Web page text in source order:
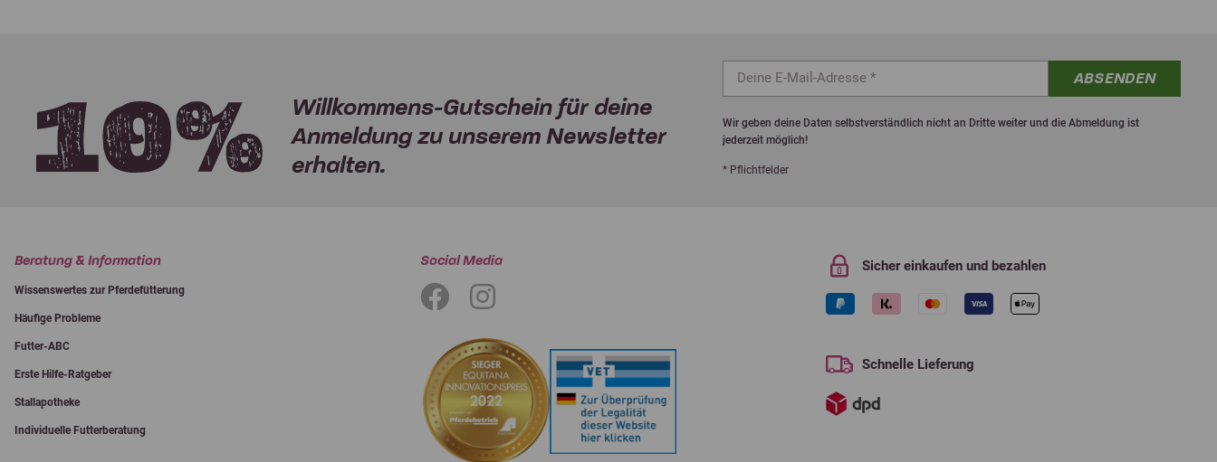
Willkommens-Gutschein für deine
Anmeldung zu unserem Newsletter
erhalten.
ABSENDEN
Wir geben deine Daten selbstverständlich nicht an Dritte weiter und die Abmeldung ist
jederzeit möglich!
* Pflichtfelder
Sicher einkaufen und bezahlen
Schnelle Lieferung
Beratung & Information
Wissenswertes zur Pferdefütterung
Häufige Probleme
Futter-ABC
Erste Hilfe-Ratgeber
Stallapotheke
Individuelle Futterberatung
Social Media